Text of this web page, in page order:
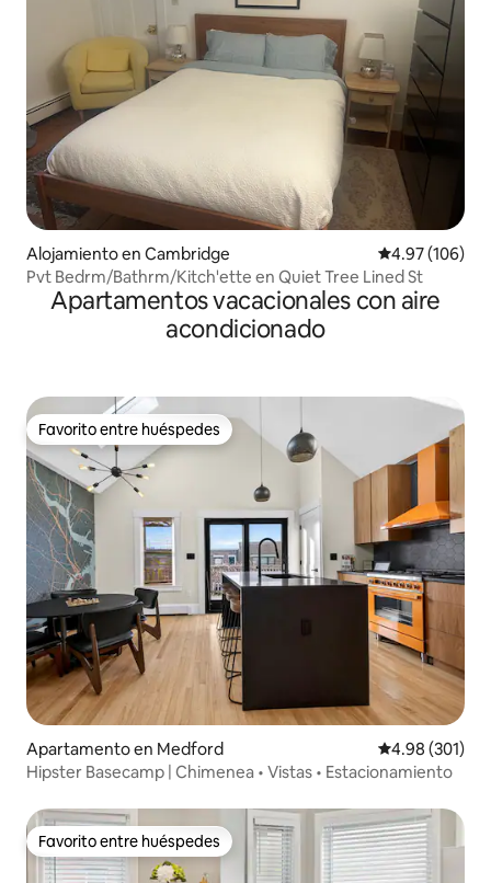
Alojamiento en Cambridge Calificación
4.97 (106)
Pvt Bedrm/Bathrm/Kitch'ette en Quiet Tree Lined St
Apartamentos vacacionales con aire
acondicionado
Favorito entre huéspedes
Favorito entre huéspedes
Apartamento en Medford Calificación
4.98 (301)
Hipster Basecamp | Chimenea • Vistas • Estacionamiento
Favorito entre huéspedes
Favorito entre huéspedes